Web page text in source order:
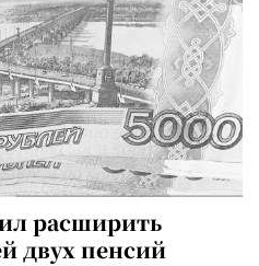
расширить
двух пенсий